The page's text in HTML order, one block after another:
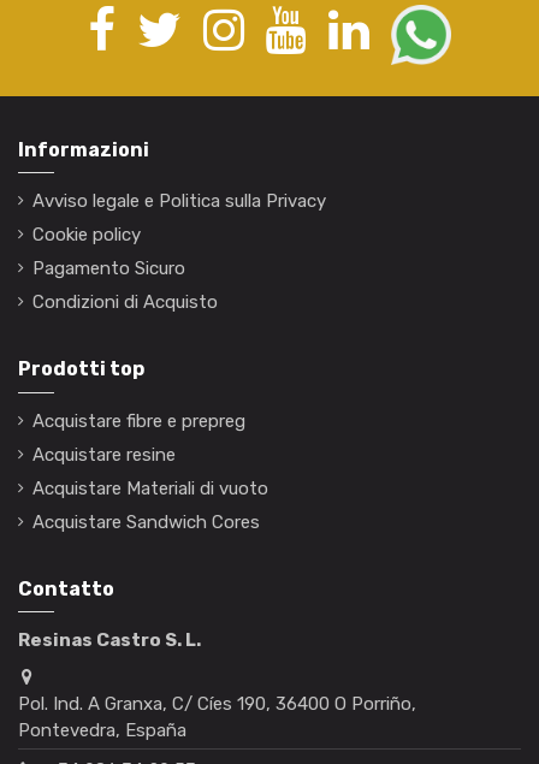
Informazioni
Avviso legale e Politica sulla Privacy
Cookie policy
Pagamento Sicuro
Condizioni di Acquisto
Prodotti top
Acquistare fibre e prepreg
Acquistare resine
Acquistare Materiali di vuoto
Acquistare Sandwich Cores
Contatto
Resinas Castro S. L.
Pol. Ind. A Granxa, C/ Cíes 190, 36400 O Porriño,
Pontevedra, España